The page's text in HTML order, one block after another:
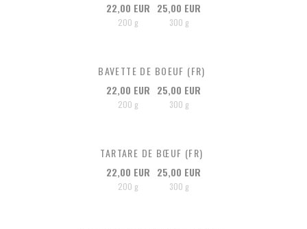
22,00 EUR
200 g
25,00 EUR
300 g
BAVETTE DE BOEUF (FR)
22,00 EUR
200 g
25,00 EUR
300 g
TARTARE DE BŒUF (FR)
22,00 EUR
200 g
25,00 EUR
300 g